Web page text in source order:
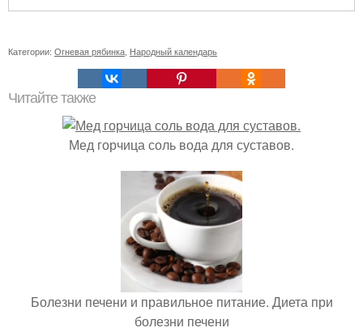
Категории: Огневая рябинка Народный календарь
Читайте также
Мед горчица соль вода для суставов.
Болезни печени и правильное питание. Диета при
болезни печени